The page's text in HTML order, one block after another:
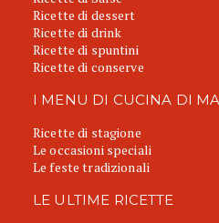
Ricette di dessert
Ricette di drink
Ricette di spuntini
Ricette di conserve
I MENU DI CUCINA DI
Ricette di stagione
Le occasioni speciali
Le feste tradizionali
LE ULTIME RICETTE